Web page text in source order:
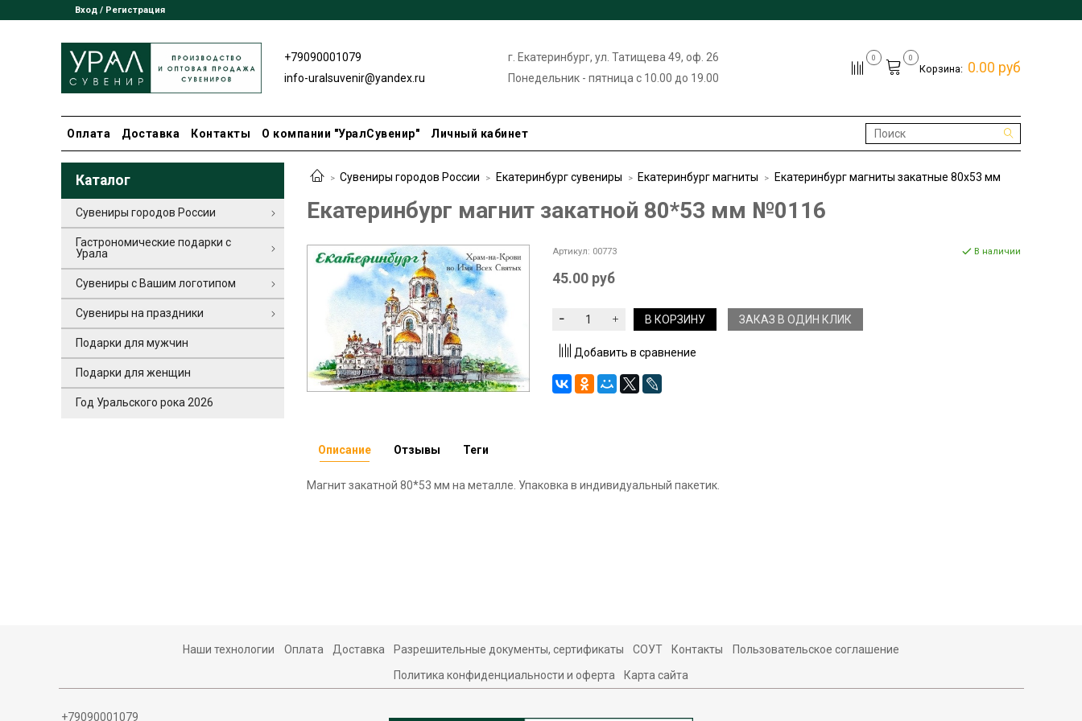
Вход / Регистрация
+79090001079
info-uralsuvenir@yandex.ru
г. Екатеринбург, ул. Татищева 49, оф. 26
Понедельник - пятница с 10.00 до 19.00
0 0
Корзина: 0.00 руб
Оплата Доставка Контакты О компании "УралСувенир" Личный кабинет
Сувениры городов России Екатеринбург сувениры Екатеринбург магниты Екатеринбург магниты закатные 80х53 мм
Екатеринбург магнит закатной 80*53 мм №0116
Артикул: 00773 В наличии
45.00 руб
В КОРЗИНУ ЗАКАЗ В ОДИН КЛИК
Добавить в сравнение
Описание
Магнит закатной 80*53 мм на металле. Упаковка в индивидуальный пакетик.
Отзывы Теги
Каталог
Сувениры городов России
Гастрономические подарки с
Урала
Сувениры с Вашим логотипом
Сувениры на праздники
Подарки для мужчин
Подарки для женщин
Год Уральского рока 2026
Наши технологии Оплата Доставка Разрешительные документы, сертификаты СОУТ Контакты Пользовательское соглашение
Политика конфиденциальности и оферта Карта сайта
+79090001079